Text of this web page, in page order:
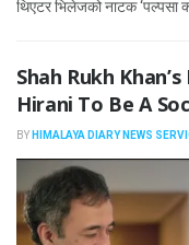
थिएटर भिलेजको नाटक ‘पल्पसा
Shah Rukh
Hirani To Be A
BY HIMALAYA DIARY NEWS